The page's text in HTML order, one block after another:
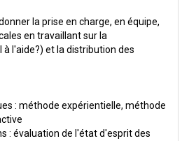
la prise en charge, en équipe,
en travaillant sur la
l'aide?) et la distribution des
: méthode expérientielle, méthode
: évaluation de l'état d'esprit des